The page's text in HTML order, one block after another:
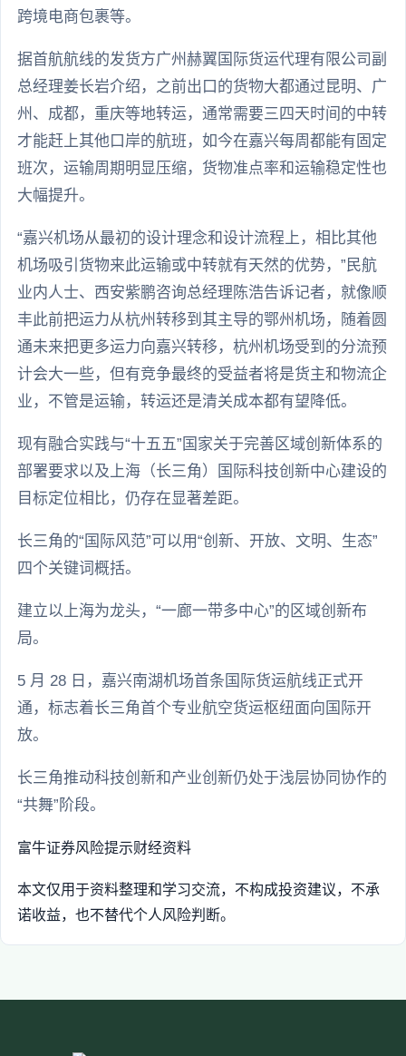
跨境电商包裹等。
据首航航线的发货方广州赫翼国际货运代理有限公司副
总经理姜长岩介绍，之前出口的货物大都通过昆明、广
州、成都，重庆等地转运，通常需要三四天时间的中转
才能赶上其他口岸的航班，如今在嘉兴每周都能有固定
班次，运输周期明显压缩，货物准点率和运输稳定性也
大幅提升。
“嘉兴机场从最初的设计理念和设计流程上，相比其他
机场吸引货物来此运输或中转就有天然的优势，”民航
业内人士、西安紫鹏咨询总经理陈浩告诉记者，就像顺
丰此前把运力从杭州转移到其主导的鄂州机场，随着圆
通未来把更多运力向嘉兴转移，杭州机场受到的分流预
计会大一些，但有竞争最终的受益者将是货主和物流企
业，不管是运输，转运还是清关成本都有望降低。
现有融合实践与“十五五”国家关于完善区域创新体系的
部署要求以及上海（长三角）国际科技创新中心建设的
目标定位相比，仍存在显著差距。
长三角的“国际风范”可以用“创新、开放、文明、生态”
四个关键词概括。
建立以上海为龙头，“一廊一带多中心”的区域创新布
局。
5 月 28 日，嘉兴南湖机场首条国际货运航线正式开
通，标志着长三角首个专业航空货运枢纽面向国际开
放。
长三角推动科技创新和产业创新仍处于浅层协同协作的
“共舞”阶段。
富牛证券风险提示财经资料
本文仅用于资料整理和学习交流，不构成投资建议，不承
诺收益，也不替代个人风险判断。